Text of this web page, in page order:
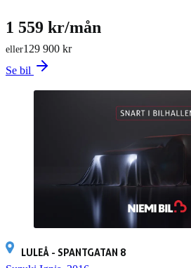
129 900 kr
eller
1 559 kr/mån
Se bil
LULEÅ - SPANTGATAN 8